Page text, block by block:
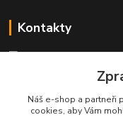
Kontakty
+420
info@rajklubicek.cz
Náš e-shop a partneři
cookies, aby Vám